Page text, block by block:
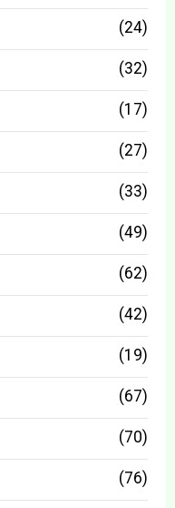
(24)
(32)
(17)
(27)
(33)
(49)
(62)
(42)
(19)
(67)
(70)
(76)